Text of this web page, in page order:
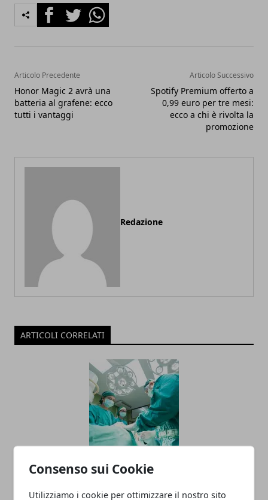
Consenso sui Cookie
Utilizziamo i cookie per ottimizzare il nostro sito
FacebookTwitterWhatsapp
Articolo Precedente
Honor Magic 2 avrà una
batteria al grafene: ecco
tutti i vantaggi
Articolo Successivo
Spotify Premium offerto a
0,99 euro per tre mesi:
ecco a chi è rivolta la
promozione
Redazione
ARTICOLI CORRELATI
Fratture multiple: il volto del bomber